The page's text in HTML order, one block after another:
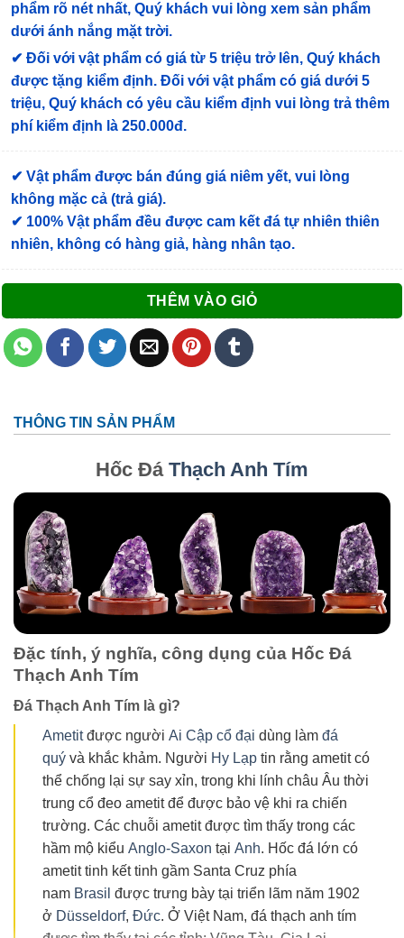
phẩm rõ nét nhất, Quý khách vui lòng xem sản phẩm
dưới ánh nắng mặt trời.
✔ Đối với vật phẩm có giá từ 5 triệu trở lên, Quý khách
được tặng kiểm định. Đối với vật phẩm có giá dưới 5
triệu, Quý khách có yêu cầu kiểm định vui lòng trả thêm
phí kiểm định là 250.000đ.
✔ Vật phẩm được bán đúng giá niêm yết, vui lòng
không mặc cả (trả giá).
✔ 100% Vật phẩm đều được cam kết đá tự nhiên thiên
nhiên, không có hàng giả, hàng nhân tạo.
THÊM VÀO GIỎ
THÔNG TIN SẢN PHẨM
Hốc Đá Thạch Anh Tím
Đặc tính, ý nghĩa, công dụng của Hốc Đá
Thạch Anh Tím
Đá Thạch Anh Tím là gì?
Ametitđược người Ai Cập cổ đại dùng làm đá
quý và khắc khảm. Người Hy Lạp tin rằng ametit có
thể chống lại sự say xỉn, trong khi lính châu Âu thời
trung cổ đeo ametit để được bảo vệ khi ra chiến
trường. Các chuỗi ametit được tìm thấy trong các
hầm mộ kiểu Anglo-Saxon tại Anh. Hốc đá lớn có
ametit tinh kết tinh gầm Santa Cruz phía
nam Brasil được trưng bày tại triển lãm năm 1902
ở Düsseldorf, Đức. Ở Việt Nam, đá thạch anh tím